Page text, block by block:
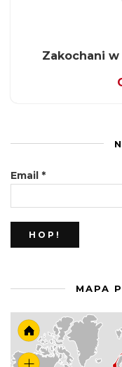
Zakochani
Email *
MAPA